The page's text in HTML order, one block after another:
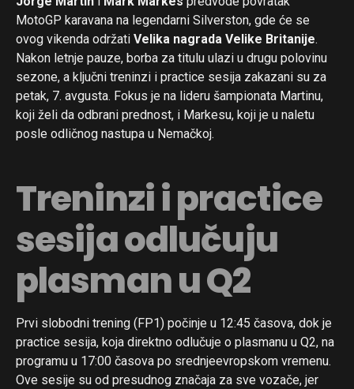
MotoGP karavana na legendarni Silverston, gde će se
ovog vikenda održati Velika nagrada Velike Britanije.
Nakon letnje pauze, borba za titulu ulazi u drugu polovinu
sezone, a ključni treninzi i practice sesija zakazani su za
petak, 7. avgusta. Fokus je na lideru šampionata Martinu,
koji želi da odbrani prednost, i Markesu, koji je u naletu
posle odličnog nastupa u Nemačkoj.
Treninzi i practice
sesija odlučuju
plasman u Q2
Prvi slobodni trening (FP1) počinje u 12:45 časova, dok je
practice sesija, koja direktno odlučuje o plasmanu u Q2, na
programu u 17:00 časova po srednjeevropskom vremenu.
Ove sesije su od presudnog značaja za sve vozače, jer